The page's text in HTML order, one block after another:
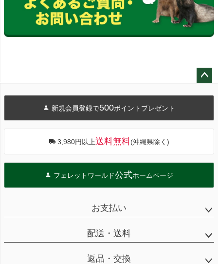
へ
新規会員登録で500ポイントプレゼント
3,980円以上送料無料(沖縄県除く)
フェレットワールド公式ホームページ
お支払い
配送・送料
返品・交換